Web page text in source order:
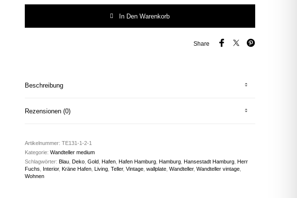
In Den Warenkorb
Share
Beschreibung
Rezensionen (0)
Artikelnummer: TE131-1-2-1
Kategorie: Wandteller medium
Schlagwörter: Blau, Deko, Gold, Hafen, Hafen Hamburg, Hamburg, Hansestadt Hamburg, Herr
Fuchs
Interior, Kräne Hafen, Living, Teller, Vintage, wallplate, Wandteller, Wandteller vintage,
Wohnen